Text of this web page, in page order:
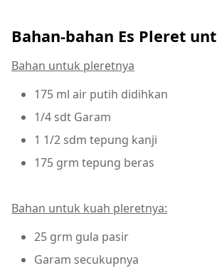
Bahan-bahan Es Pleret
Bahan untuk pleretnya
175 ml air putih didihkan
1/4 sdt Garam
1 1/2 sdm tepung kanji
175 grm tepung beras
Bahan untuk kuah pleretnya:
25 grm gula pasir
Garam secukupnya